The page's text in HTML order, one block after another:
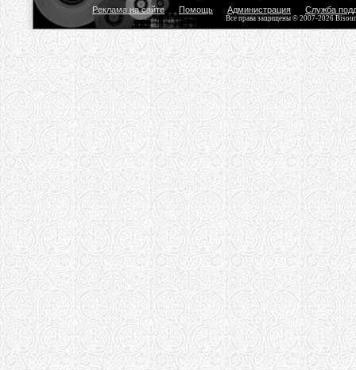
Реклама на сайте Помощь Администрация Служба
Все права защищены © 2007-2026